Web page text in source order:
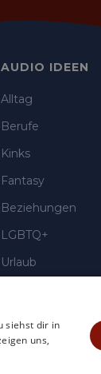
AUDIO IDEEN
Alltag
Berufe
Kinks
Fantasy
Beziehungen
LGBTQ+
Urlaub
siehst dir in
uns,